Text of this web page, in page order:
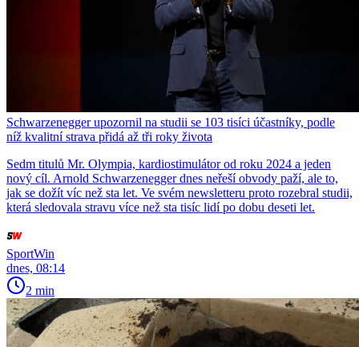
Schwarzenegger upozornil na studii se 103 tisíci účastníky, podle
níž kvalitní strava přidá až tři roky života
Sedm titulů Mr. Olympia, kardiostimulátor od roku 2024 a jeden
nový cíl. Arnold Schwarzenegger dnes neřeší obvody paží, ale to,
jak se dožít víc než sta let. Ve svém newsletteru proto rozebral studii,
která sledovala stravu více než sta tisíc lidí po dobu deseti let.
SportWin
dnes, 08:14
2 min